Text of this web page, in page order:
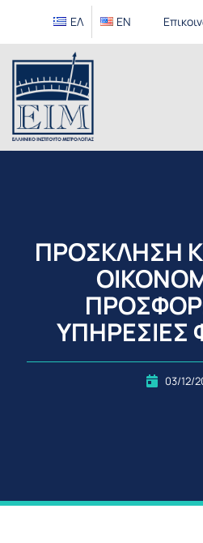
ΕΛ EΝ
ΠΡΟΣΚΛΗΣΗ
ΥΠΗΡΕΣΙΕΣ
03/12/